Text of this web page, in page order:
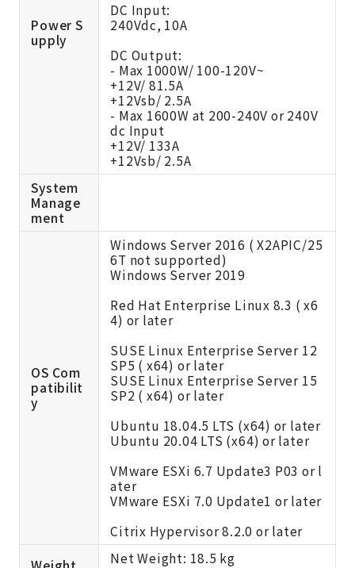
Power S
upply
DC Input:
240Vdc, 10A
DC Output:
- Max 1000W/ 100-120V~
+12V/ 81.5A
+12Vsb/ 2.5A
- Max 1600W at 200-240V or 240V
dc Input
+12V/ 133A
+12Vsb/ 2.5A
System
Manage
ment
OS Com
patibilit
y
Windows Server 2016 ( X2APIC/25
6T not supported)
Windows Server 2019
Red Hat Enterprise Linux 8.3 ( x6
4) or later
SUSE Linux Enterprise Server 12
SP5 ( x64) or later
SUSE Linux Enterprise Server 15
SP2 ( x64) or later
Ubuntu 18.04.5 LTS (x64) or later
Ubuntu 20.04 LTS (x64) or later
VMware ESXi 6.7 Update3 P03 or l
ater
VMware ESXi 7.0 Update1 or later
Citrix Hypervisor 8.2.0 or later
Net Weight: 18.5 kg